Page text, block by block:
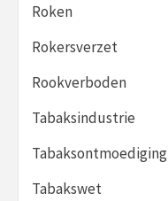
Roken
Rokersverzet
Rookverboden
Tabaksindustrie
Tabaksontmoediging
Tabakswet